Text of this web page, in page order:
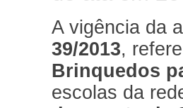
A vigência da
39/2013,
Brinquedos
escolas da